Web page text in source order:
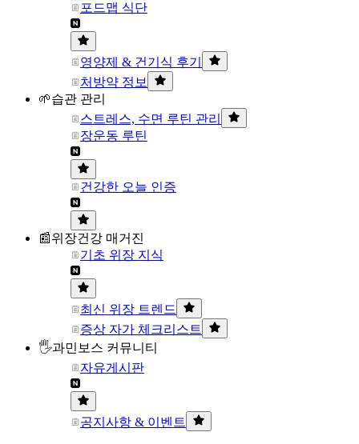
포드맵 식단
영양제 & 건기식 후기
처방약 정보
🌱습관 관리
스트레스, 수면 루틴 관리
장운동 루틴
건강한 오늘 인증
📰위장건강 매거진
기초 위장 지식
최신 위장 트렌드
증상 자가 체크리스트
🖐과민보스 커뮤니티
자유게시판
공지사항 & 이벤트